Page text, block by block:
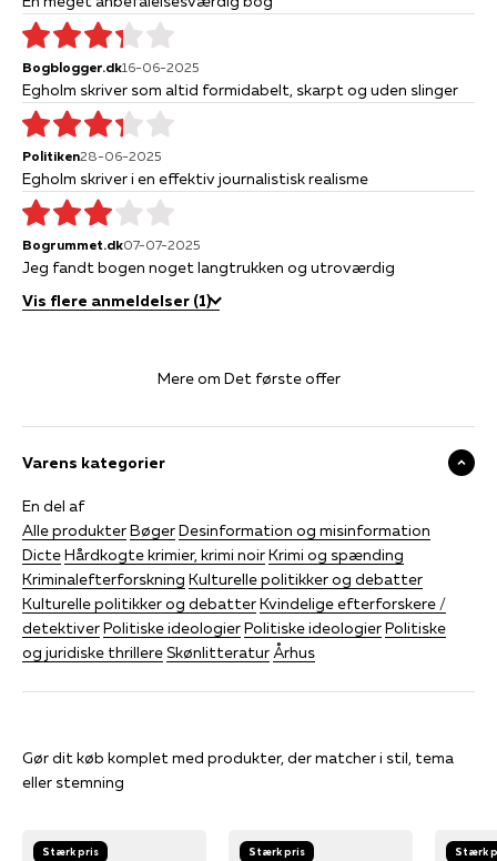
Bogblogger.dk16-06-2025
Egholm skriver som altid formidabelt, skarpt og uden slinger
Politiken28-06-2025
Egholm skriver i en effektiv journalistisk realisme
Bogrummet.dk07-07-2025
Jeg fandt bogen noget langtrukken og utroværdig
Vis flere anmeldelser (1)
Mere om Det første offer
Varens kategorier
En del af
Alle produkterBøgerDesinformation og misinformation
DicteHårdkogte krimier, krimi noirKrimi og spænding
Kriminalefterforskning Kulturelle politikker og debatter
Kulturelle politikker og debatterKvindelige efterforskere /
detektiverPolitiske ideologierPolitiske ideologierPolitiske
og juridiske thrillereSkønlitteratur Århus
Gør dit køb komplet med produkter, der matcher i stil, tema
eller stemning
Stærk pris Stærk pris Stærk